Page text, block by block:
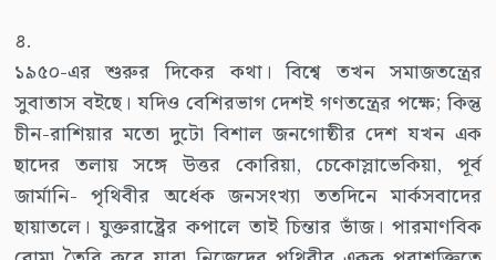
৪.
১৯৫০-এর শুরুর দিকের কথা। বিশ্বে তখন সমাজতন্ত্রের
সুবাতাস বইছে। যদিও বেশিরভাগ দেশই গণতন্ত্রের পক্ষে; কিন্তু
চীন-রাশিয়ার মতো দুটো বিশাল জনগোষ্ঠীর দেশ যখন এক
ছাদের তলায় সঙ্গে উত্তর কোরিয়া, চেকোস্লাভেকিয়া, পূর্ব
জার্মানি- পৃথিবীর অর্ধেক জনসংখ্যা ততদিনে মার্কসবাদের
ছায়াতলে। যুক্তরাষ্ট্রের কপালে তাই চিন্তার ভাঁজ। পারমাণবিক